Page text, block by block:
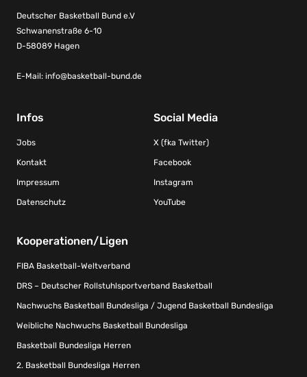
Deutscher Basketball Bund e.V
Schwanenstraße 6-10
D-58089 Hagen
E-Mail: info@basketball-bund.de
Infos
Jobs
Kontakt
Impressum
Datenschutz
Social Media
X (fka Twitter)
Facebook
Instagram
YouTube
Kooperationen/Ligen
FIBA Basketball-Weltverband
DRS – Deutscher Rollstuhlsportverband Basketball
Nachwuchs Basketball Bundesliga / Jugend Basketball Bundesliga
Weibliche Nachwuchs Basketball Bundesliga
Basketball Bundesliga Herren
2. Basketball Bundesliga Herren